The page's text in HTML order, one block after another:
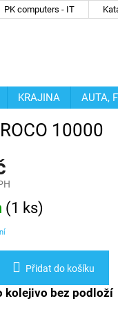
PK computers - IT
KRAJINA AUTA,
10000
(1 ks)
Přidat do košíku
kolejivo bez podloží